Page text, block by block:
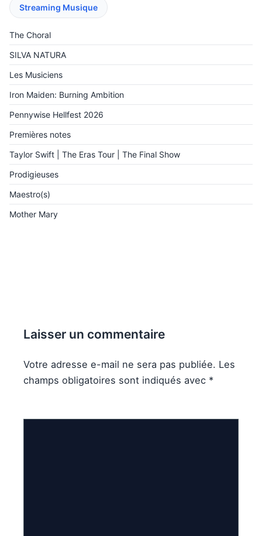
Streaming Musique
The Choral
SILVA NATURA
Les Musiciens
Iron Maiden: Burning Ambition
Pennywise Hellfest 2026
Premières notes
Taylor Swift | The Eras Tour | The Final Show
Prodigieuses
Maestro(s)
Mother Mary
Laisser un commentaire
Votre adresse e-mail ne sera pas publiée. Les
champs obligatoires sont indiqués avec *